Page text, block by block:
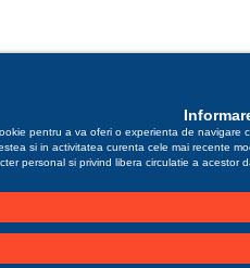
pentru a va oferi o experienta de navigare
si in activitatea curenta cele mai recente
personal si privind libera circulatie a acestor